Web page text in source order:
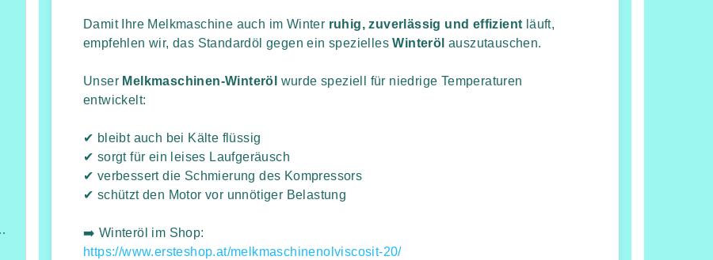
Höhe 2,6 m
Damit Ihre Melkmaschine auch im Winter ruhig, zuverlässig und effizient läuft,
empfehlen wir, das Standardöl gegen ein speziellesWinteröl auszutauschen.
Unser Melkmaschinen-Winteröl wurde speziell für niedrige Temperaturen
entwickelt:
✔ bleibt auch bei Kälte flüssig
✔ sorgt für ein leises Laufgeräusch
✔ verbessert die Schmierung des Kompressors
✔ schützt den Motor vor unnötiger Belastung
➡️ Winteröl im Shop:
https://www.ersteshop.at/melkmaschinenolviscosit-20/